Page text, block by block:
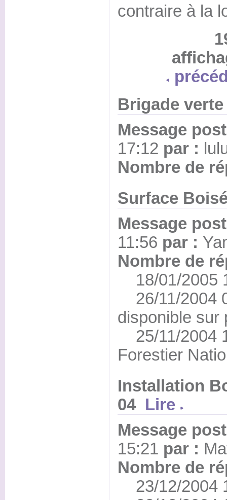
contraire à la
Brigade
Message
17:12 par :
Nombre de
Surface
Message
11:56 par :
Nombre de
18/01/2005
26/11/2004
disponible sur
25/11/2004
Forestier
Installation
04 Lire
Message
15:21 par :
Nombre de
23/12/2004